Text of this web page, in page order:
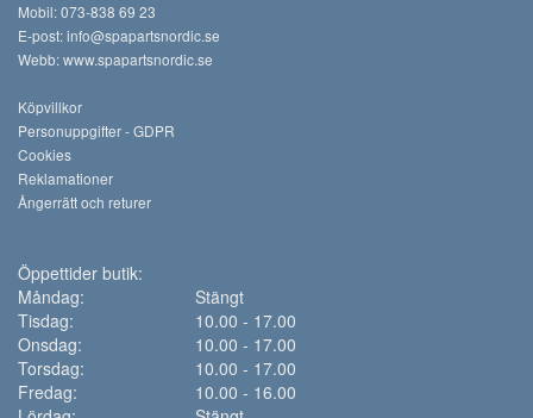
Mobil: 073-838 69 23
E-post:info@spapartsnordic.se
Webb:www.spapartsnordic.se
Köpvillkor
Personuppgifter - GDPR
Cookies
Reklamationer
Ångerrätt och returer
Öppettider butik:
Måndag:
Stängt
Tisdag:
10.00 - 17.00
Onsdag:
10.00 - 17.00
Torsdag:
10.00 - 17.00
Fredag:
10.00 - 16.00